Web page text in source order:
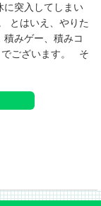
に突入してしまい
とはいえ、やりた
みゲー、積みコ
でございます。 そ